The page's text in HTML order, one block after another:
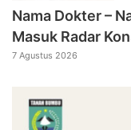
Nama Dokter –
Masuk Radar
7 Agustus 2026